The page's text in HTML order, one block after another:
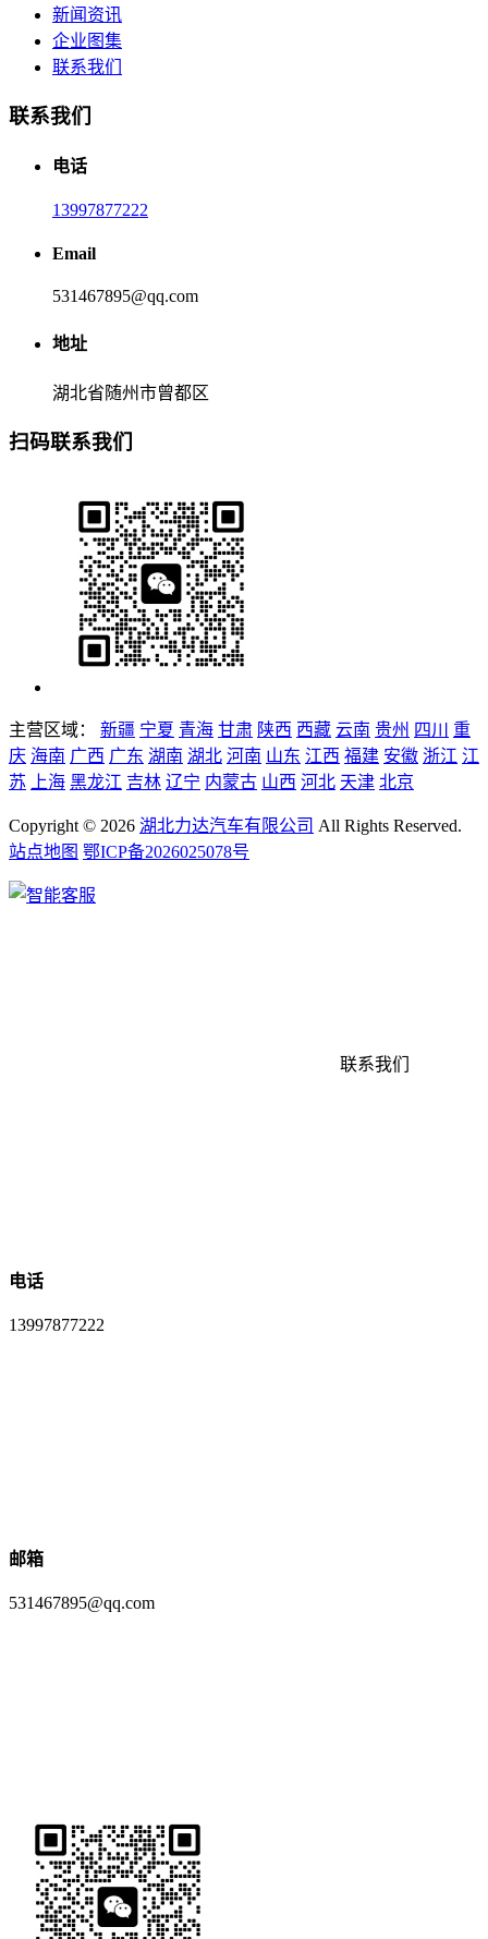
新闻资讯
企业图集
联系我们
联系我们
电话
13997877222
Email
531467895@qq.com
地址
湖北省随州市曾都区
扫码联系我们
主营区域： 新疆 宁夏 青海 甘肃 陕西 西藏 云南 贵州 四川
重
庆 海南 广西 广东 湖南 湖北 河南 山东 江西 福建 安徽 浙江 江
苏
上海 黑龙江 吉林 辽宁 内蒙古 山西 河北 天津 北京
Copyright © 2026 湖北力达汽车有限公司 All Rights Reserved.
站点地图 鄂ICP备2026025078号
联系我们
电话
13997877222
邮箱
531467895@qq.com